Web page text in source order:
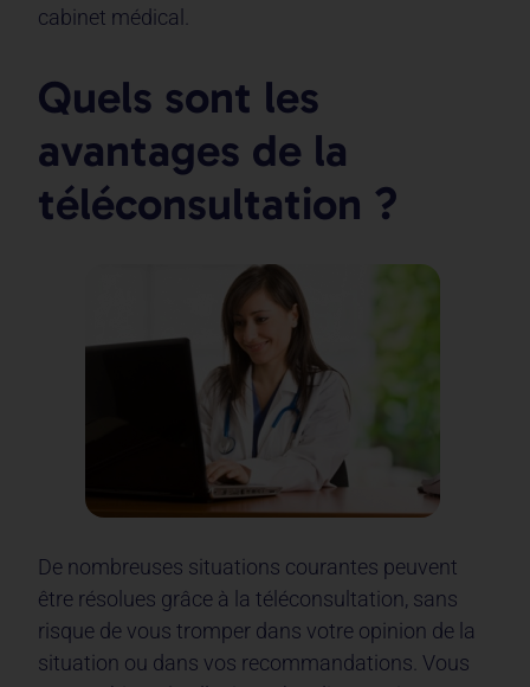
cabinet médical.
Quels sont les
avantages de la
téléconsultation ?
De nombreuses situations courantes peuvent
être résolues grâce à la téléconsultation, sans
risque de vous tromper dans votre opinion de la
situation ou dans vos recommandations. Vous